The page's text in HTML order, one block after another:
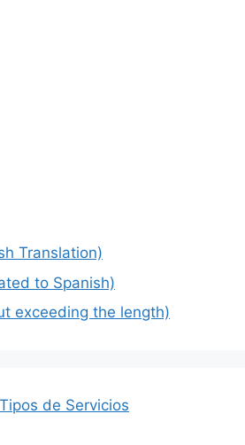
Translation)
to Spanish)
exceeding the length)
de Servicios